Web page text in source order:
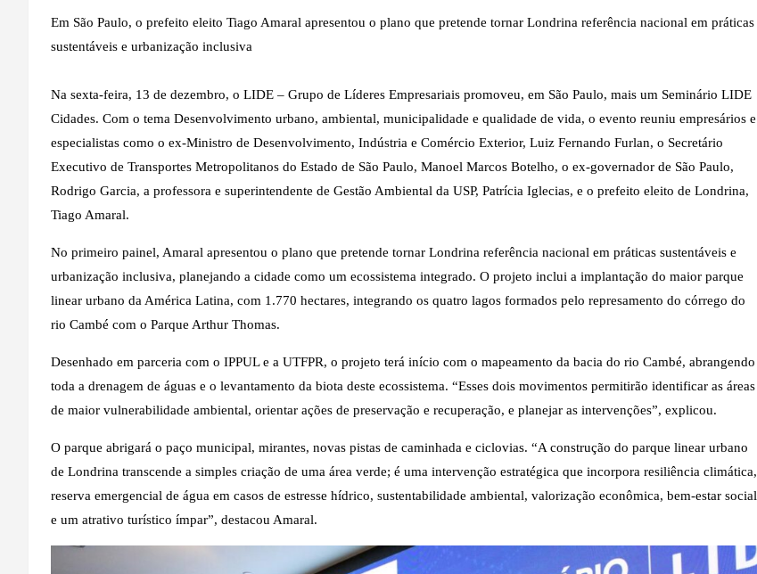
Em São Paulo, o prefeito eleito Tiago Amaral apresentou o plano que pretende tornar Londrina referência nacional em práticas
sustentáveis e urbanização inclusiva
Na sexta-feira, 13 de dezembro, o LIDE – Grupo de Líderes Empresariais promoveu, em São Paulo, mais um Seminário LIDE
Cidades. Com o tema Desenvolvimento urbano, ambiental, municipalidade e qualidade de vida, o evento reuniu empresários e
especialistas como o ex-Ministro de Desenvolvimento, Indústria e Comércio Exterior, Luiz Fernando Furlan, o Secretário
Executivo de Transportes Metropolitanos do Estado de São Paulo, Manoel Marcos Botelho, o ex-governador de São Paulo,
Rodrigo Garcia, a professora e superintendente de Gestão Ambiental da USP, Patrícia Iglecias, e o prefeito eleito de Londrina,
Tiago Amaral.
No primeiro painel, Amaral apresentou o plano que pretende tornar Londrina referência nacional em práticas sustentáveis e
urbanização inclusiva, planejando a cidade como um ecossistema integrado. O projeto inclui a implantação do maior parque
linear urbano da América Latina, com 1.770 hectares, integrando os quatro lagos formados pelo represamento do córrego do
rio Cambé com o Parque Arthur Thomas.
Desenhado em parceria com o IPPUL e a UTFPR, o projeto terá início com o mapeamento da bacia do rio Cambé, abrangendo
toda a drenagem de águas e o levantamento da biota deste ecossistema. “Esses dois movimentos permitirão identificar as áreas
de maior vulnerabilidade ambiental, orientar ações de preservação e recuperação, e planejar as intervenções”, explicou.
O parque abrigará o paço municipal, mirantes, novas pistas de caminhada e ciclovias. “A construção do parque linear urbano
de Londrina transcende a simples criação de uma área verde; é uma intervenção estratégica que incorpora resiliência climática,
reserva emergencial de água em casos de estresse hídrico, sustentabilidade ambiental, valorização econômica, bem-estar social
e um atrativo turístico ímpar”, destacou Amaral.